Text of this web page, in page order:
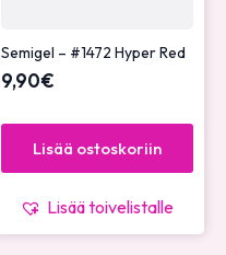
Semigel – #1472 Hyper Red
9,90€
Lisää ostoskoriin
Lisää toivelistalle